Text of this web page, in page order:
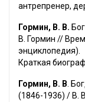
антрепренер,
Гормин, В. В.
В. Гормин //
энциклопедия).
Краткая
Гормин, В. В.
(1846-1936) / В.